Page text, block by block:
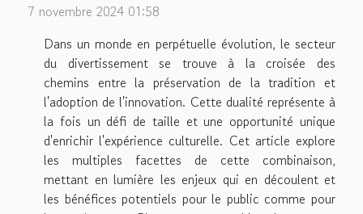
7 novembre 2024 01:58
Dans un monde en perpétuelle évolution, le secteur
du divertissement se trouve à la croisée des
chemins entre la préservation de la tradition et
l'adoption de l'innovation. Cette dualité représente à
la fois un défi de taille et une opportunité unique
d'enrichir l'expérience culturelle. Cet article explore
les multiples facettes de cette combinaison,
mettant en lumière les enjeux qui en découlent et
les bénéfices potentiels pour le public comme pour